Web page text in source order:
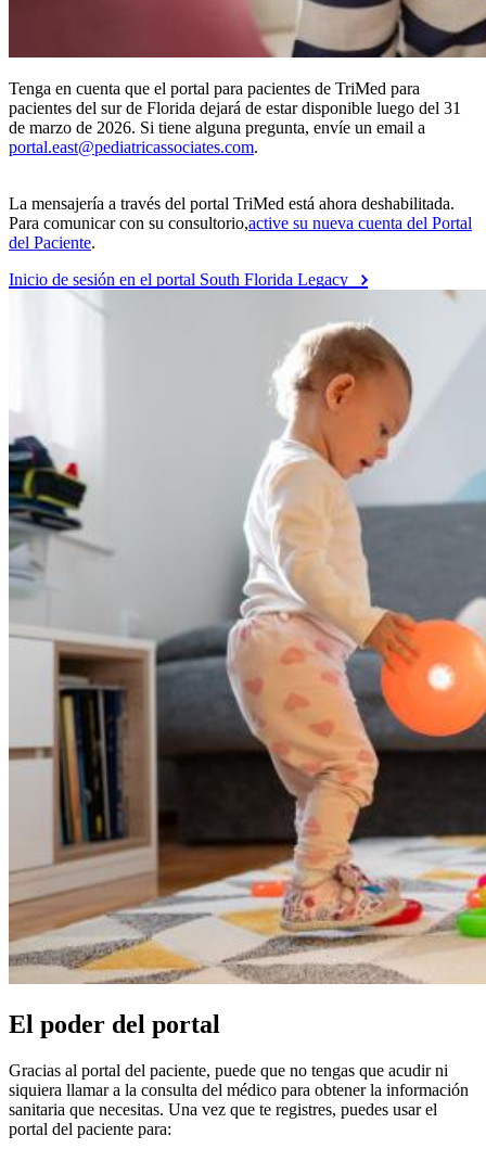
Tenga en cuenta que el portal para pacientes de TriMed para
pacientes del sur de Florida dejará de estar disponible luego del 31
de marzo de 2026. Si tiene alguna pregunta, envíe un email a
portal.east@pediatricassociates.com.
La mensajería a través del portal TriMed está ahora deshabilitada.
Para comunicar con su consultorio,active su nueva cuenta del Portal
del Paciente.
Inicio de sesión en el portal South Florida Legacy
El poder del portal
Gracias al portal del paciente, puede que no tengas que acudir ni
siquiera llamar a la consulta del médico para obtener la información
sanitaria que necesitas. Una vez que te registres, puedes usar el
portal del paciente para: